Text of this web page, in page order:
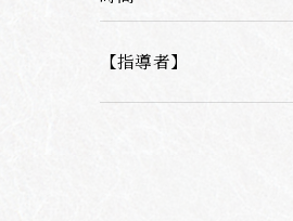
【指導者】